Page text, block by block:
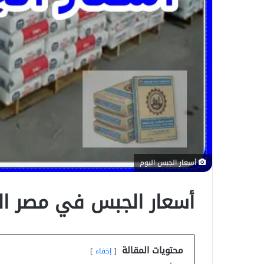
ن
ي
ا
أسعار الجبس اليوم
أسعار الجبس في مصر
محتويات المقالة إخفاء